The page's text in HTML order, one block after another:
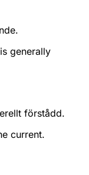
generally
förstådd.
current.